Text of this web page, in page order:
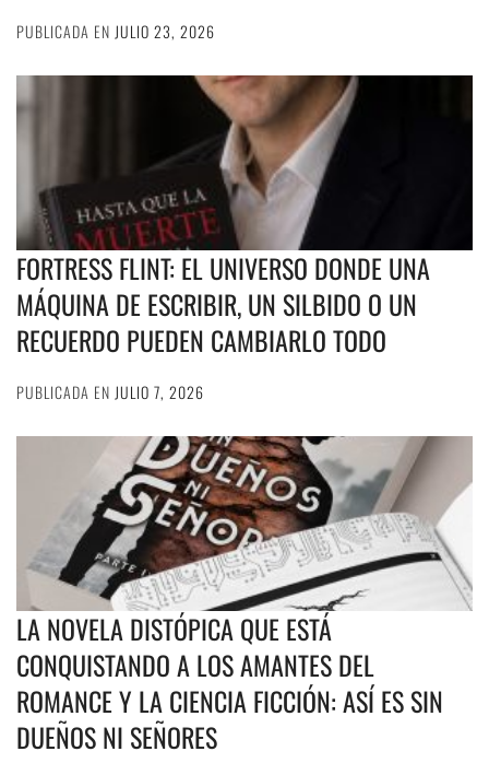
PUBLICADA EN JULIO 23, 2026
FORTRESS FLINT: EL UNIVERSO DONDE UNA
MÁQUINA DE ESCRIBIR, UN SILBIDO O UN
RECUERDO PUEDEN CAMBIARLO TODO
PUBLICADA EN JULIO 7, 2026
LA NOVELA DISTÓPICA QUE ESTÁ
CONQUISTANDO A LOS AMANTES DEL
ROMANCE Y LA CIENCIA FICCIÓN: ASÍ ES SIN
DUEÑOS NI SEÑORES